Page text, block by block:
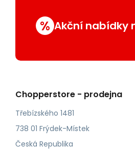
% Akční nabídky
Chopperstore - prodejna
Třebízského 1481
738 01 Frýdek-Místek
Česká Republika